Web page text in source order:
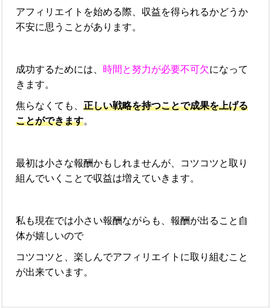
アフィリエイトを始める際、収益を得られるかどうか
不安に思うことがあります。
成功するためには、 時間と努力が必要不可欠になって
きます。
焦らなくても、正しい戦略を持つことで成果を上げる
ことができます。
最初は小さな報酬かもしれませんが、コツコツと取り
組んでいくことで収益は増えていきます。
私も現在では小さい報酬ながらも、報酬が出ること自
体が嬉しいので
コツコツと、楽しんでアフィリエイトに取り組むこと
が出来ています。